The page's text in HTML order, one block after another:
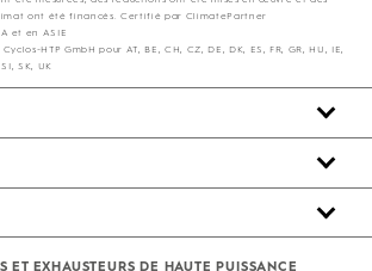
ont été financés. Certifié par ClimatePartner
et en ASIE
HTP GmbH pour AT, BE, CH, CZ, DE, DK, ES, FR, GR, HU, IE,
SK, UK
ET EXHAUSTEURS DE HAUTE PUISSANCE